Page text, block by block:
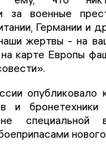
за военные
Германии и
жертвы - на
карте Европы
опубликовало
и
специальной